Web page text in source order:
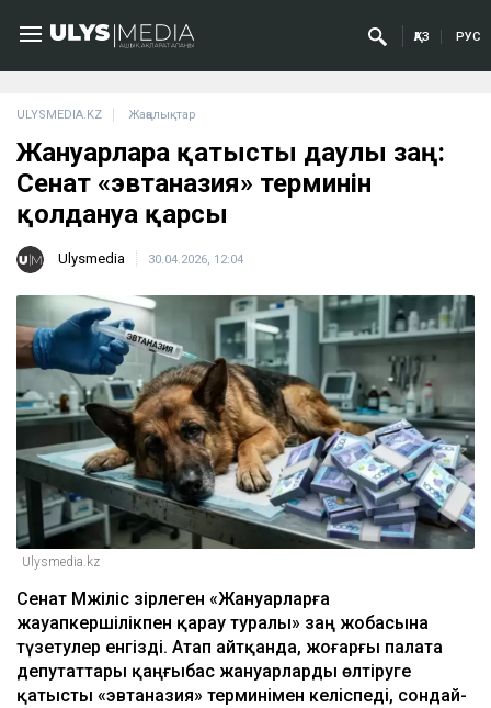
ҚАЗ РУС
ULYSMEDIA.KZ Жаңалықтар
Жануарларға қатысты даулы заң:
Сенат «эвтаназия» терминін
қолдануға қарсы
Ulysmedia 30.04.2026, 12:04
Ulysmedia.kz
Сенат Мәжіліс әзірлеген «Жануарларға
жауапкершілікпен қарау туралы» заң жобасына
түзетулер енгізді. Атап айтқанда, жоғарғы палата
депутаттары қаңғыбас жануарларды өлтіруге
қатысты «эвтаназия» терминімен келіспеді, сондай-